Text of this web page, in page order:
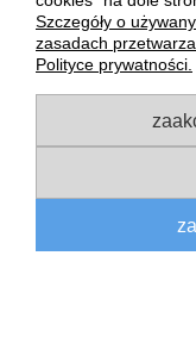
Szczegóły o
zasadach
Polityce prywatności.